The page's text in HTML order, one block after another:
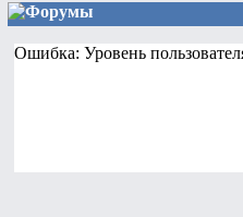
Форумы
Ошибка: Уровень